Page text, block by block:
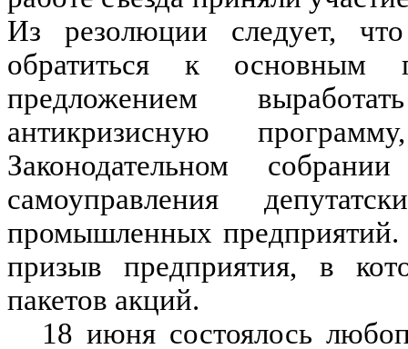
Из резолюции следует,
обратиться к основным
предложением
антикризисную
Законодательном
самоуправления
промышленных предприятий.
призыв предприятия, в
пакетов акций.
18 июня состоялось